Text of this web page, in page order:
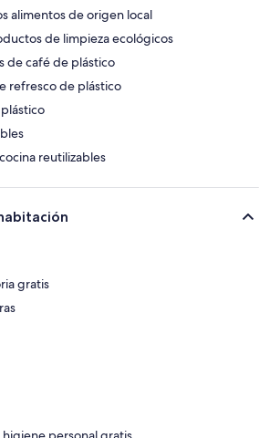
alimentos de origen local
de limpieza ecológicos
de café de plástico
refresco de plástico
reutilizables
gratis